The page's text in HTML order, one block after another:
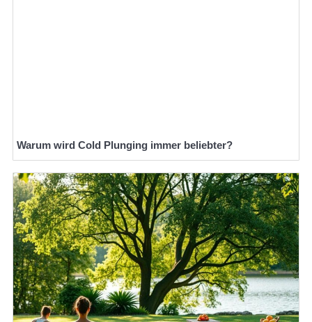
Warum wird Cold Plunging immer beliebter?